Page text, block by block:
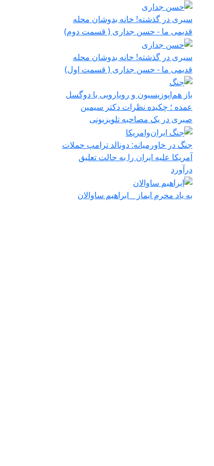
سیری در گذشته! خانه بدوشان محله
قدیمی ما - حسن جداری ( قسمت دوم)
سیری در گذشته! خانه بدوشان محله
قدیمی ما - حسن جداری ( قسمت اول)
باز هم‌اپوزیسیون‌ و رویارویی با ‌دو‌گسل
عمده ؛ چکیده نظرات دکتر سیمین
صبری در یک مصاحبه تلویزیونی
جنگ در خاورمیانه: دونالد ترامپ حملات
آمریکا علیه ایران را به حالت تعلیق
درآورد
به یاد محرم ایماز _ ابراهیم ساوالان